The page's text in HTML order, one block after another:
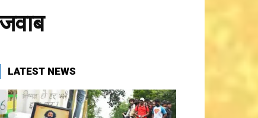
LATEST NEWS